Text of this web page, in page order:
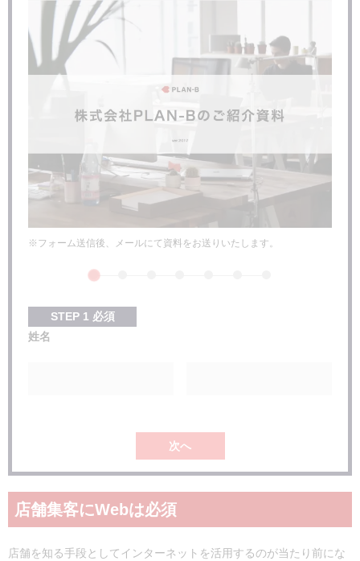
店舗集客の注意点
まとめ：店舗集客のやり方が分かったら、できそうなも
のから早速実践してみよう！
※フォーム送信後、メールにて資料をお送りいたします。
STEP 1 必須
姓名
次へ
店舗集客にWebは必須
店舗を知る手段としてインターネットを活用するのが当たり前にな